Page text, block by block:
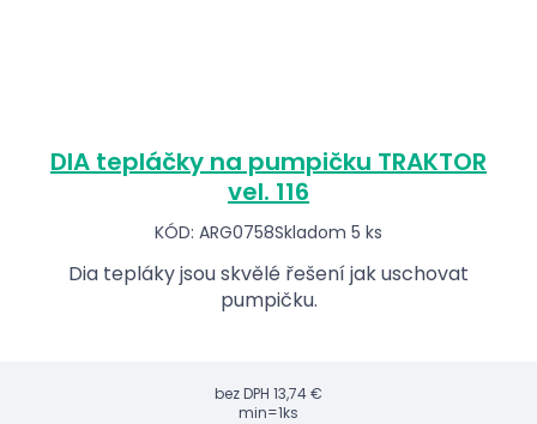
DIA tepláčky na pumpičku TRAKTOR
vel. 116
KÓD: ARG0758Skladom 5 ks
Dia tepláky jsou skvělé řešení jak uschovat
pumpičku.
bez DPH 13,74 €
min=1ks